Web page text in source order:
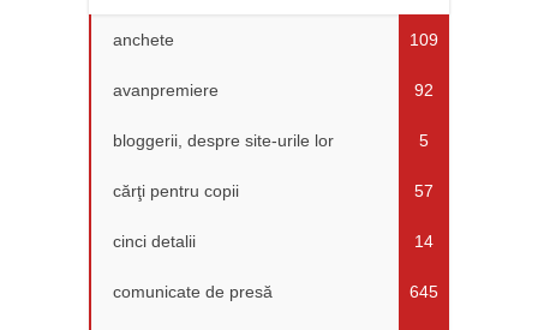
anchete 109
avanpremiere 92
bloggerii, despre site-urile lor 5
cărţi pentru copii 57
cinci detalii 14
comunicate de presă 645